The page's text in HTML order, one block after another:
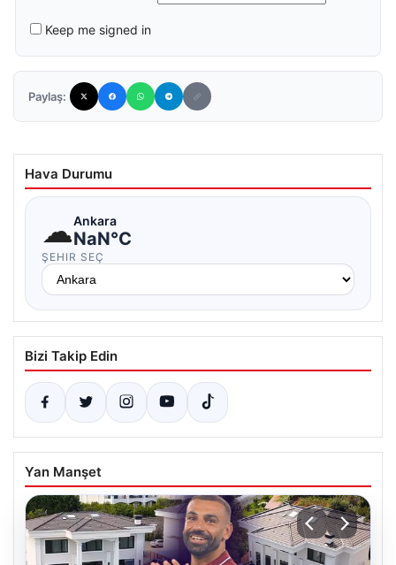
Keep me signed in
Paylaş:
Hava Durumu
☁Ankara
NaN°C
ŞEHIR SEÇ
Bizi Takip Edin
Yan Manşet